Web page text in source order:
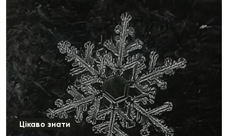
Цікаво знати